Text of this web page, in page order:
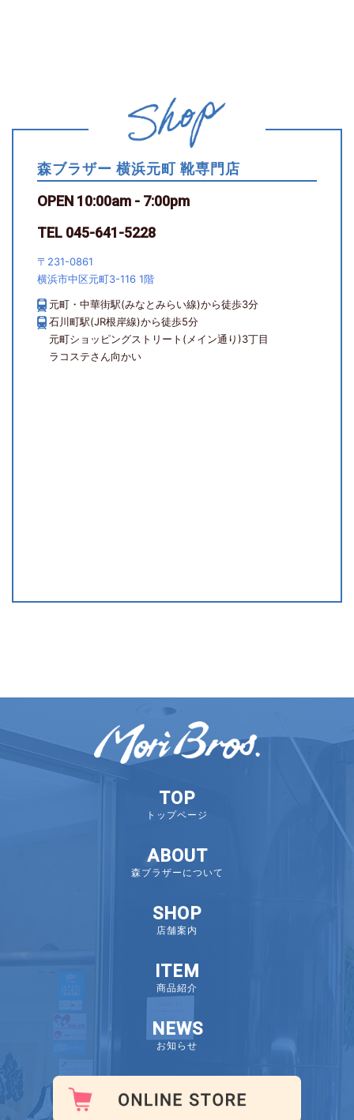
森ブラザー 横浜元町 靴専門店
OPEN 10:00am - 7:00pm
TEL 045-641-5228
〒231-0861
横浜市中区元町3-116 1階
元町・中華街駅(みなとみらい線)から徒歩3分
石川町駅(JR根岸線)から徒歩5分
元町ショッピングストリート(メイン通り)3丁目
ラコステさん向かい
TOP
トップページ
ABOUT
森ブラザーについて
SHOP
店舗案内
ITEM
商品紹介
NEWS
お知らせ